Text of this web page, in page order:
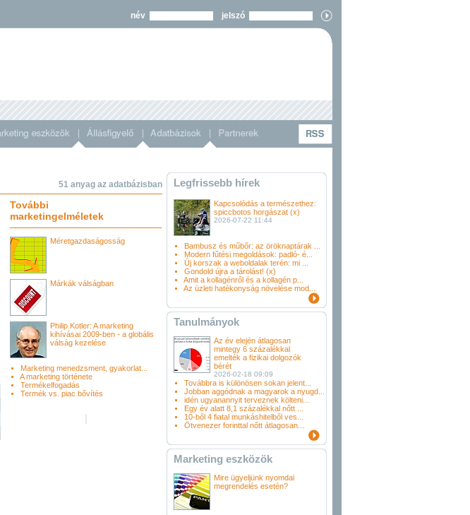
név jelszó
51 anyag az adatbázisban Legfrissebb hírek
További
marketingelméletek
Méretgazdaságosság
Márkák válságban
Philip Kotler: A marketing
kihívásai 2009-ben - a globális
válság kezelése
Marketing menedzsment, gyakorlat...
A marketing története
Termékelfogadás
Termék vs. piac bővítés
Kapcsolódás a természethez:
spiccbotos horgászat (x)
2026-07-22 11:44
Bambusz és műbőr: az öröknaptárak ...
Modern fűtési megoldások: padló- é...
Új korszak a weboldalak terén: mi ...
Gondold újra a tárolást! (x)
Amit a kollagénről és a kollagén p...
Az üzleti hatékonyság növelése mod...
Tanulmányok
Az év elején átlagosan
mintegy 6 százalékkal
emelték a fizikai dolgozók
bérét
2026-02-18 09:09
Továbbra is különösen sokan jelent...
Jobban aggódnak a magyarok a nyugd...
idén ugyanannyit terveznek költeni...
Egy év alatt 8,1 százalékkal nőtt ...
10-ből 4 fiatal munkáshitelből ves...
Ötvenezer forinttal nőtt átlagosan...
Marketing eszközök
Mire ügyeljünk nyomdai
megrendelés esetén?